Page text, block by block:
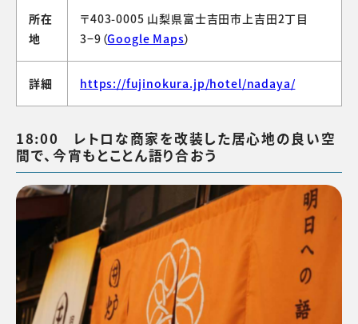
所在
地
〒403-0005 山梨県富士吉田市上吉田2丁目
3−9（Google Maps）
詳細 https://fujinokura.jp/hotel/nadaya/
18:00 レトロな商家を改装した居心地の良い空
間で、今宵もとことん語り合おう